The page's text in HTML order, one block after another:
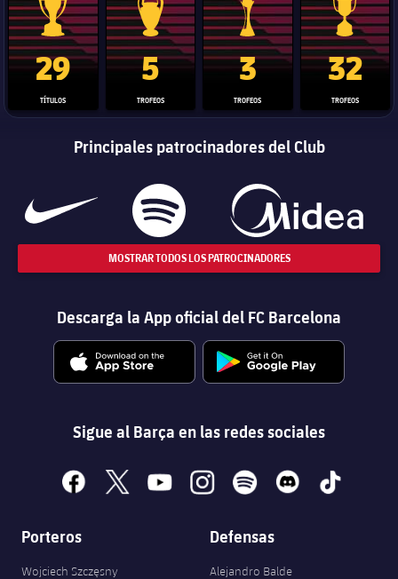
Trofeo de La Liga
29
TÍTULOS
Trofeo de la Liga de Campeones
5
TROFEOS
Trofeo del Mundial de
3
TROFEOS
Copa del
32
TROFEOS
Principales patrocinadores del Club
MOSTRAR TODOS LOS PATROCINADORES
Descarga la App oficial del FC Barcelona
Sigue al Barça en las redes sociales
facebook
x youtubeinstagramspotify discord tiktok
Porteros
Wojciech Szczęsny
Defensas
Alejandro Balde